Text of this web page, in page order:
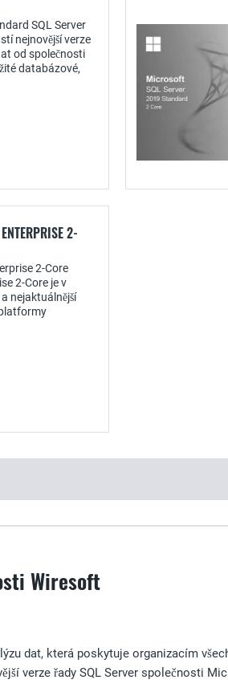
SQL Server
nejnovější verze
od společnosti
databázové,
2-
2-Core
2-Core je v
nejaktuálnější
Wiresoft
dat, která poskytuje organizacím
verze řady SQL Server společnosti